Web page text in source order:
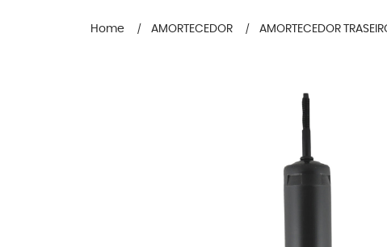
Home AMORTECEDOR AMORTECEDOR